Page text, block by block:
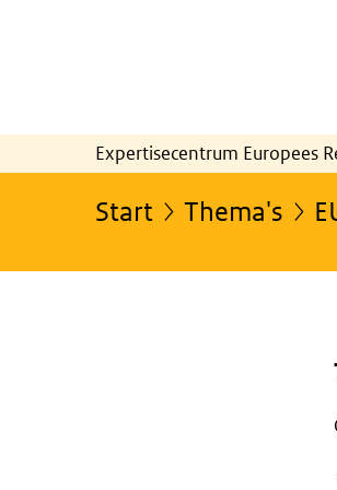
Expertisecentrum Europees
Start Thema's